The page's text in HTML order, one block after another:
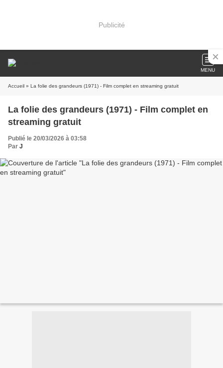
Publicité
MENU
Accueil » La folie des grandeurs (1971) - Film complet en streaming gratuit
La folie des grandeurs (1971) - Film complet en
streaming gratuit
Publié le 20/03/2026 à 03:58
Par J